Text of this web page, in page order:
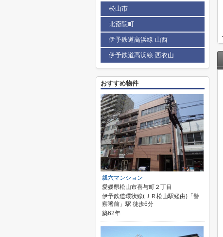
松山市
北斎院町
伊予鉄道高浜線 山西
伊予鉄道高浜線 西衣山
おすすめ物件
瓢六マンション
愛媛県松山市喜与町２丁目
伊予鉄道環状線(ＪＲ松山駅経由)「警
察署前」駅 徒歩6分
築62年